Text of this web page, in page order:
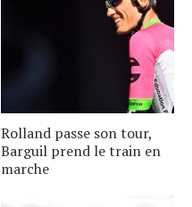
Rolland passe son tour,
Barguil prend le train en
marche